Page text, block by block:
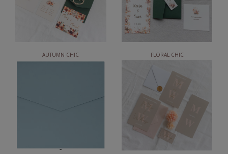
AUTUMN CHIC FLORAL CHIC